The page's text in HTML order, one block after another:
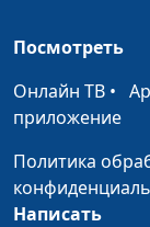
Посмотреть
Онлайн ТВ •
приложение
Политика
Написать